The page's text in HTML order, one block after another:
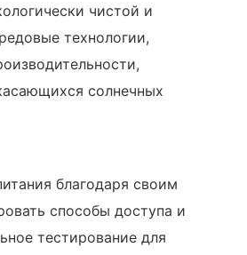
чистой и
технологии,
солнечных
благодаря своим
способы доступа и
тестирование для